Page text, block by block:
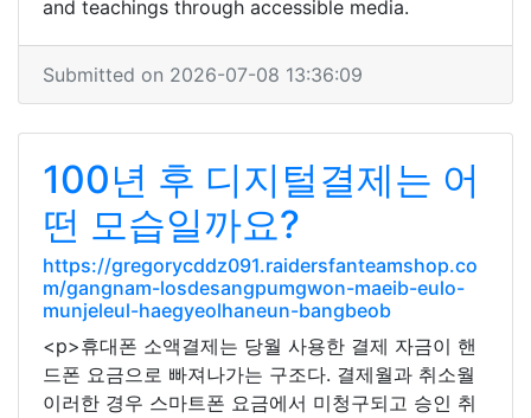
and teachings through accessible media.
Submitted on 2026-07-08 13:36:09
100년 후 디지털결제는 어
떤 모습일까요?
https://gregorycddz091.raidersfanteamshop.co
m/gangnam-losdesangpumgwon-maeib-eulo-
munjeleul-haegyeolhaneun-bangbeob
<p>휴대폰 소액결제는 당월 사용한 결제 자금이 핸
드폰 요금으로 빠져나가는 구조다. 결제월과 취소월
이러한 경우 스마트폰 요금에서 미청구되고 승인 취